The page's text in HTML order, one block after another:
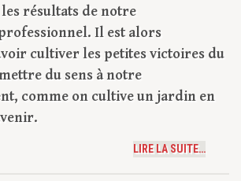
résultats de notre
Il est alors
cultiver les petites victoires du
du sens à notre
comme on cultive un jardin en
LIRE LA SUITE…